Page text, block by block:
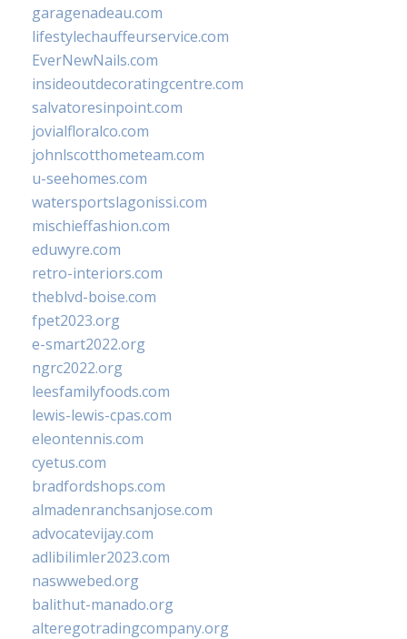
garagenadeau.com
lifestylechauffeurservice.com
EverNewNails.com
insideoutdecoratingcentre.com
salvatoresinpoint.com
jovialfloralco.com
johnlscotthometeam.com
u-seehomes.com
watersportslagonissi.com
mischieffashion.com
eduwyre.com
retro-interiors.com
theblvd-boise.com
fpet2023.org
e-smart2022.org
ngrc2022.org
leesfamilyfoods.com
lewis-lewis-cpas.com
eleontennis.com
cyetus.com
bradfordshops.com
almadenranchsanjose.com
advocatevijay.com
adlibilimler2023.com
naswwebed.org
balithut-manado.org
alteregotradingcompany.org